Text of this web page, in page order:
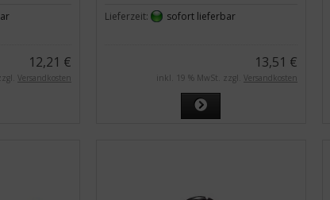
12,21 €
Versandkosten
Lieferzeit:
sofort lieferbar
13,51 €
inkl. 19 % MwSt. zzgl. Versandkosten